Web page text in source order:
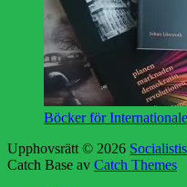
Böcker för
Upphovsrätt © 2026
Catch Base av Catch Themes